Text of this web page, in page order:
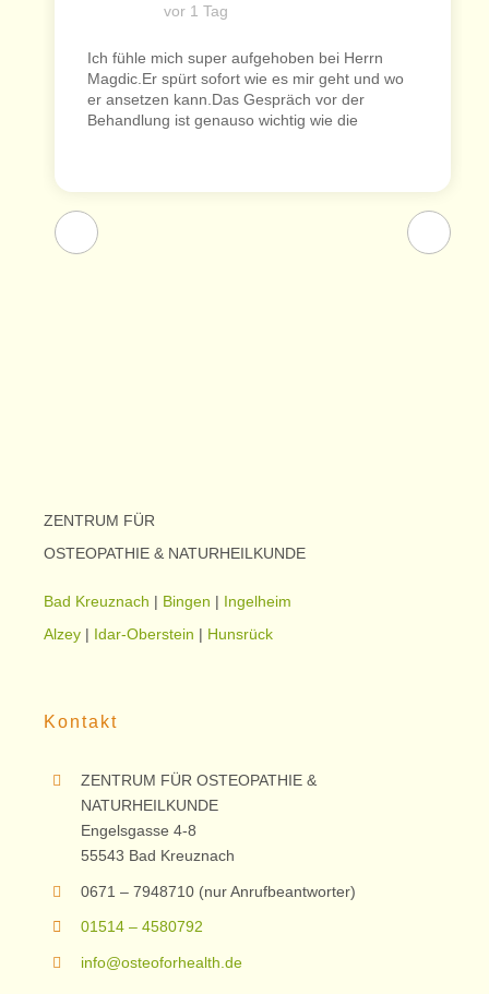
vor 1 Tag
Ich fühle mich super aufgehoben bei Herrn
Magdic.Er spürt sofort wie es mir geht und wo
er ansetzen kann.Das Gespräch vor der
Behandlung ist genauso wichtig wie die
ZENTRUM FÜR
OSTEOPATHIE & NATURHEILKUNDE
Bad Kreuznach | Bingen | Ingelheim
Alzey| Idar-Oberstein | Hunsrück
Kontakt
ZENTRUM FÜR OSTEOPATHIE &
NATURHEILKUNDE
Engelsgasse 4-8
55543 Bad Kreuznach
0671 – 7948710 (nur Anrufbeantworter)
01514 – 4580792
info@osteoforhealth.de